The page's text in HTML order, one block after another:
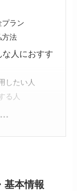
ラン
方法
人におすす
したい人
る人
基本情報